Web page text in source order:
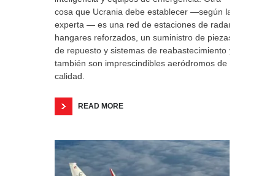
cosa que Ucrania debe establecer —según la
experta — es una red de estaciones de radar,
hangares reforzados, un suministro de piezas
de repuesto y sistemas de reabastecimiento y
también son imprescindibles aeródromos de
calidad.
READ MORE